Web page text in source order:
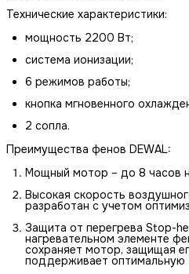
Технические характеристики:
мощность 2200 Вт;
система ионизации;
6 режимов работы;
кнопка мгновенного
2 сопла.
Преимущества фенов DEWAL:
Мощный мотор – до 8 часов
Высокая скорость
разработан с учетом
Защита от перегрева Stop-
нагревательном элементе
сохраняет мотор, защищая
поддерживает оптимальную